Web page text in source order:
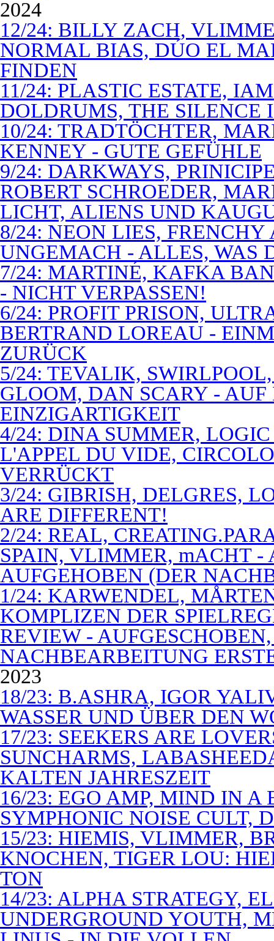
2024
12/24: BILLY ZACH,
NORMAL BIAS, DÚO EL
FINDEN
11/24: PLASTIC ESTATE,
DOLDRUMS, THE SILENCE
10/24: TRADTÖCHTER,
KENNEY - GUTE GEFÜHLE
9/24: DARKWAYS,
ROBERT SCHROEDER,
LICHT, ALIENS UND
8/24: NEON LIES,
UNGEMACH - ALLES, WAS
7/24: MARTINÉ, KAFKA
- NICHT VERPASSEN!
6/24: PROFIT PRISON,
BERTRAND LOREAU -
ZURÜCK
5/24: TEVALIK,
GLOOM, DAN SCARY -
EINZIGARTIGKEIT
4/24: DINA SUMMER,
L'APPEL DU VIDE,
VERRÜCKT
3/24: GIBRISH, DELGRES,
ARE DIFFERENT!
2/24: REAL,
SPAIN, VLIMMER, mACHT -
AUFGEHOBEN (DER
1/24: KARWENDEL,
KOMPLIZEN DER
REVIEW -
NACHBEARBEITUNG
2023
18/23: B.ASHRA, IGOR
WASSER UND ÜBER DEN
17/23: SEEKERS ARE
SUNCHARMS,
KALTEN JAHRESZEIT
16/23: EGO AMP, MIND IN
SYMPHONIC NOISE CULT,
15/23: HIEMIS, VLIMMER,
KNOCHEN, TIGER LOU:
TON
14/23: ALPHA STRATEGY,
UNDERGROUND YOUTH,